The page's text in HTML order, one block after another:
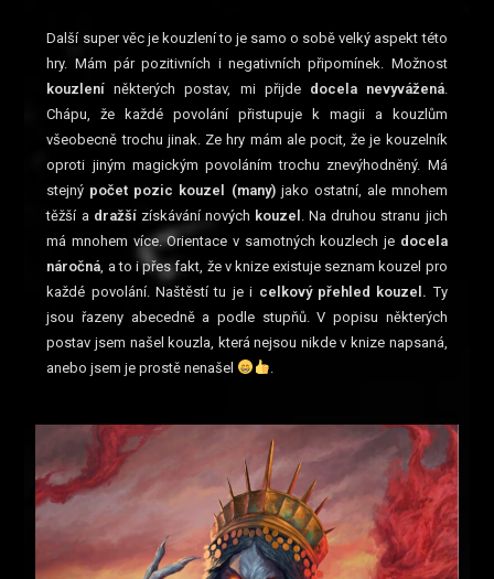
Další super věc je kouzlení to je samo o sobě velký aspekt této
hry. Mám pár pozitivních i negativních připomínek. Možnost
kouzlení některých postav, mi přijde docela nevyvážená.
Chápu, že každé povolání přistupuje k magii a kouzlům
všeobecně trochu jinak. Ze hry mám ale pocit, že je kouzelník
oproti jiným magickým povoláním trochu znevýhodněný. Má
stejný počet pozic kouzel (many)jako ostatní, ale mnohem
těžší a dražšízískávání nových kouzel . Na druhou stranu jich
má mnohem více. Orientace v samotných kouzlech je docela
náročná , a to i přes fakt, že v knize existuje seznam kouzel pro
každé povolání. Naštěstí tu je i celkový přehled kouzel. Ty
jsou řazeny abecedně a podle stupňů. V popisu některých
postav jsem našel kouzla, která nejsou nikde v knize napsaná,
anebo jsem je prostě nenašel